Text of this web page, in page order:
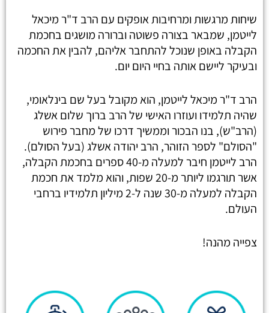
שיחות מרגשות ומרחיבות אופקים עם הרב ד"ר מיכאל
לייטמן, שמבאר בצורה פשוטה וברורה מושגים בחכמת
הקבלה באופן שנוכל להתחבר אליהם, להבין את החכמה
ובעיקר ליישם אותה בחיי היום יום.
הרב ד"ר מיכאל לייטמן, הוא מקובל בעל שם בינלאומי,
שהיה תלמידו ועוזרו האישי של הרב ברוך שלום אשלג
(הרב"ש), בנו הבכור וממשיך דרכו של מחבר פירוש
"הסולם" לספר הזוהר, הרב יהודה אשלג (בעל הסולם).
הרב לייטמן חיבר למעלה מ-40 ספרים בחכמת הקבלה,
אשר תורגמו ליותר מ-20 שפות, והוא מלמד את חכמת
הקבלה למעלה מ-30 שנה ל-2 מיליון תלמידיו ברחבי
העולם.
צפייה מהנה!